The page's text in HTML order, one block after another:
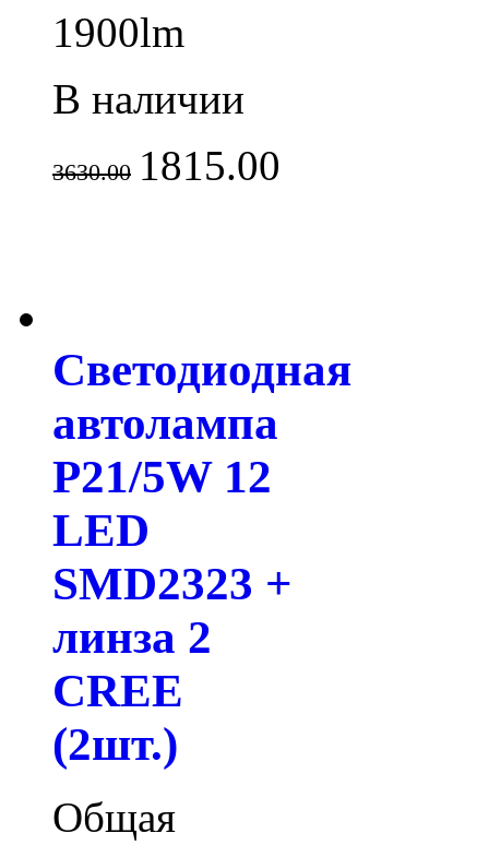
1900lm
В наличии
3630.00 1815.00
Светодиодная
автолампа
P21/5W 12
LED
SMD2323 +
линза 2
CREE
(2шт.)
Общая